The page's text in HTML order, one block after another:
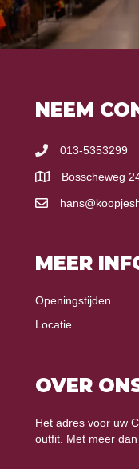
NEEM
013-5353299
Bosscheweg
MEER
Openingstijden
Locatie
OVER
Het adres voor uw
outfit. Met meer